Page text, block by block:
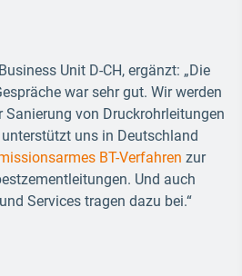
Unit D-CH, ergänzt: „Die
war sehr gut. Wir werden
von Druckrohrleitungen
uns in Deutschland
BT-Verfahren zur
Und auch
Services tragen dazu bei.“